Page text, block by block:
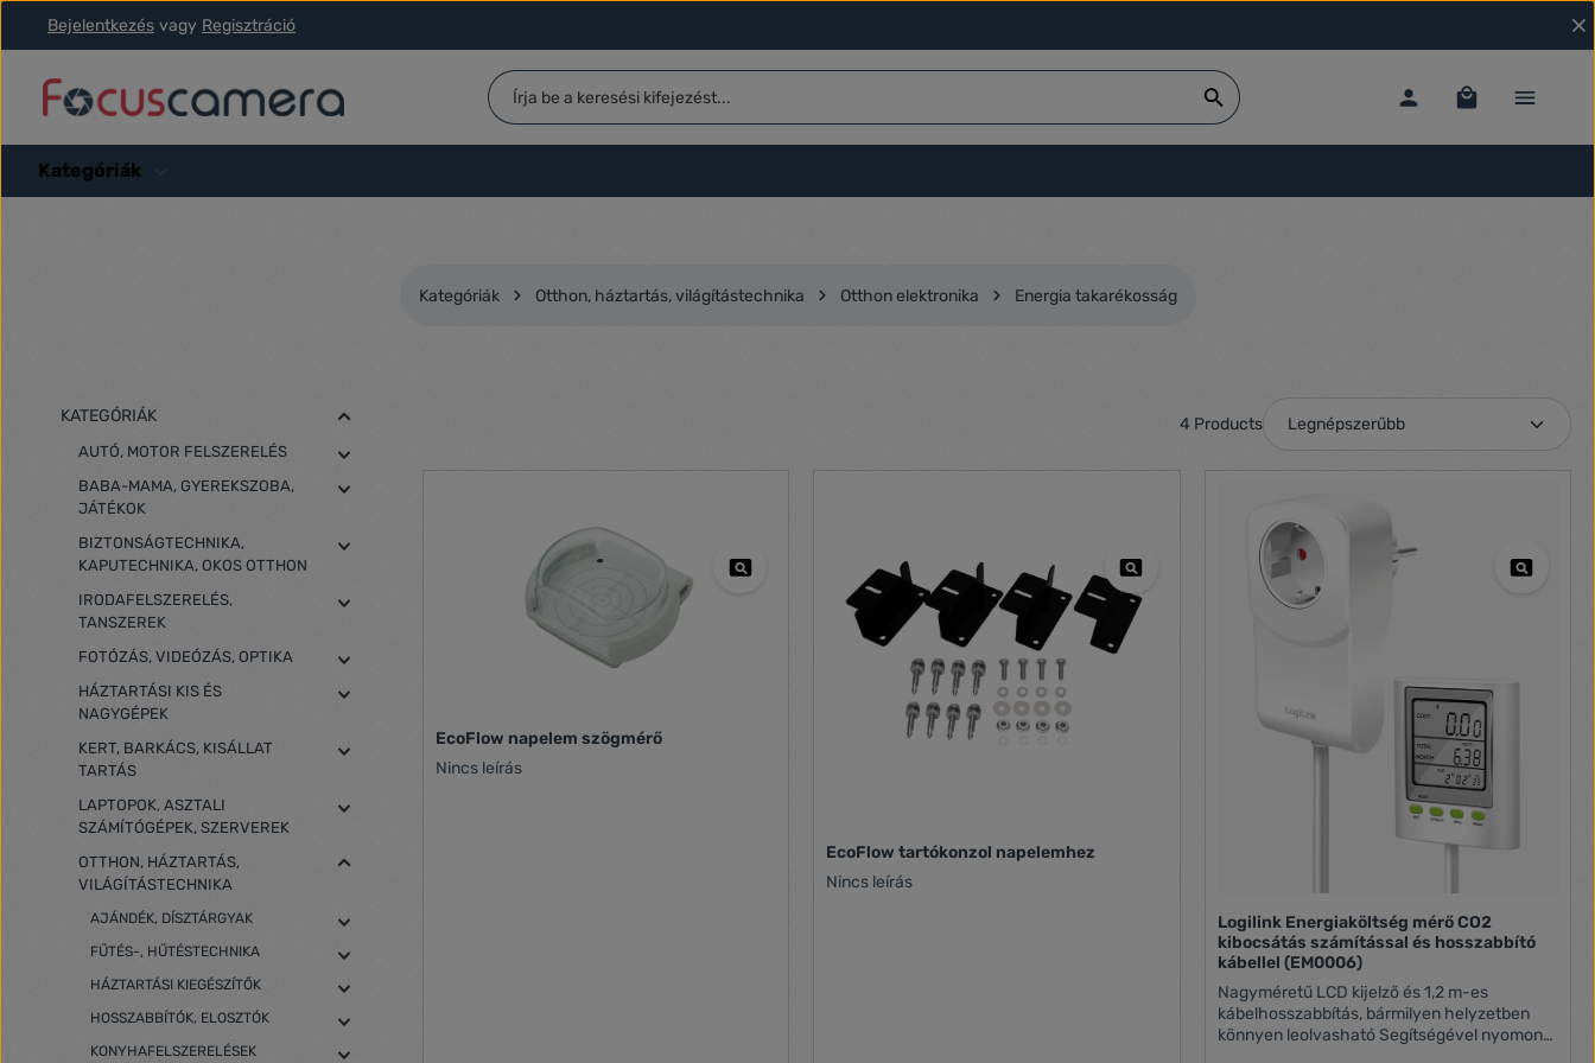
a fő tartalomra
Ugrás a kereséshez
Ugrás a fő navigációhoz
Bejelentkezés vagy Regisztráció
Kategóriák
Kategóriák Otthon, háztartás, világítástechnika Otthon elektronika Energia takarékosság
KATEGÓRIÁK
AUTÓ, MOTOR FELSZERELÉS
BABA-MAMA, GYEREKSZOBA,
JÁTÉKOK
BIZTONSÁGTECHNIKA,
KAPUTECHNIKA, OKOS OTTHON
IRODAFELSZERELÉS,
TANSZEREK
FOTÓZÁS, VIDEÓZÁS, OPTIKA
HÁZTARTÁSI KIS ÉS
NAGYGÉPEK
KERT, BARKÁCS, KISÁLLAT
TARTÁS
LAPTOPOK, ASZTALI
SZÁMÍTÓGÉPEK, SZERVEREK
OTTHON, HÁZTARTÁS,
VILÁGÍTÁSTECHNIKA
AJÁNDÉK, DÍSZTÁRGYAK
FŰTÉS-, HŰTÉSTECHNIKA
HÁZTARTÁSI KIEGÉSZÍTŐK
HOSSZABBÍTÓK, ELOSZTÓK
KONYHAFELSZERELÉSEK
4 Products
EcoFlow napelem szögmérő
Nincs leírás
EcoFlow tartókonzol napelemhez
Nincs leírás
Logilink Energiaköltség mérő CO2
kibocsátás számítással és hosszabbító
kábellel (EM0006)
Nagyméretű LCD kijelző és 1,2 m-es
kábelhosszabbítás, bármilyen helyzetben
könnyen leolvasható Segítségével nyomon